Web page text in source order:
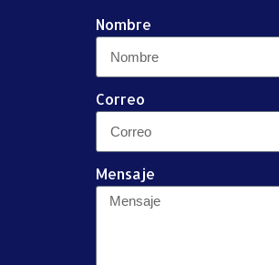
Nombre
Correo
Mensaje